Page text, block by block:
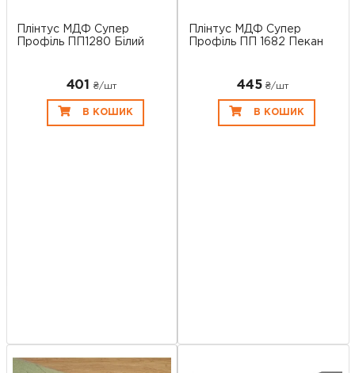
Плінтус МДФ Супер
Профіль ПП1280 Білий
401 ₴/шт
В КОШИК
Плінтус МДФ Супер
Профіль ПП 1682 Пекан
445 ₴/шт
В КОШИК